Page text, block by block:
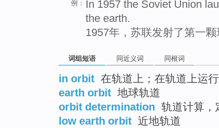
例：
In 1957 the Soviet Union
the earth.
1957年，苏联发射了第一
词组短语 同近义词 同根词
in orbit 在轨道上；在轨道上运
earth orbit 地球轨道
orbit determination 轨道计算，
low earth orbit 近地轨道